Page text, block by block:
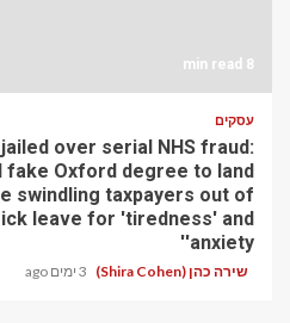
8 min read
עסקים
over serial NHS fraud:
fake Oxford degree to land
swindling taxpayers out of
leave for 'tiredness' and
'anxiety'
שירה כהן (Shira Cohen) 3 ימים ago